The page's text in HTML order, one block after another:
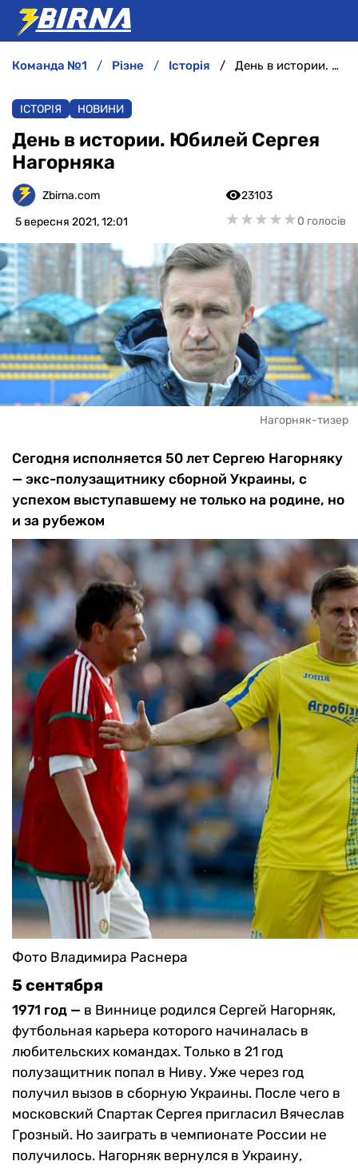
АНАЛІТИКА
ІНТЕРВ'Ю
РІЗНЕ
БУКМЕКЕРИ
команда №1 різне історія День в истории. Юбилей Сергея Нагорняка
ІСТОРІЯ НОВИНИ
День в истории. Юбилей Сергея
Нагорняка
Zbirna.com
5 вересня 2021, 12:01
23103
★★★★★
★★★★★0 голосів
Нагорняк-тизер
Сегодня исполняется 50 лет Сергею Нагорняку
— экс-полузащитнику сборной Украины, с
успехом выступавшему не только на родине, но
и за рубежом
Фото Владимира Раснера
5 сентября
1971 год — в Виннице родился Сергей Нагорняк,
футбольная карьера которого начиналась в
любительских командах. Только в 21 год
полузащитник попал в Ниву. Уже через год
получил вызов в сборную Украины. После чего в
московский Спартак Сергея пригласил Вячеслав
Грозный. Но заиграть в чемпионате России не
получилось. Нагорняк вернулся в Украину,